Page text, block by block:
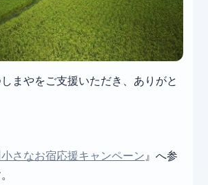
まやをご支援いただき、ありがと
さなお宿応援キャンペーン』へ参